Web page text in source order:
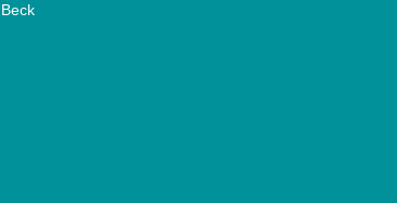
Beck